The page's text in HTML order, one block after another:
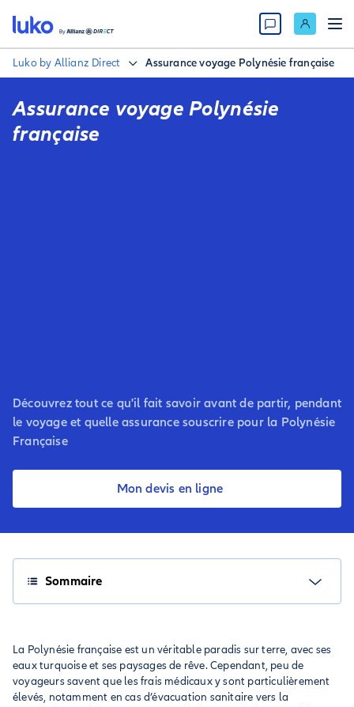
Luko by Allianz Direct Assurance voyage Polynésie française
Assurance voyage Polynésie
française
Découvrez tout ce qu'il fait savoir avant de partir, pendant
le voyage et quelle assurance souscrire pour la Polynésie
Française
Mon devis en ligne
Sommaire
La Polynésie française est un véritable paradis sur terre, avec ses
eaux turquoise et ses paysages de rêve. Cependant, peu de
voyageurs savent que les frais médicaux y sont particulièrement
élevés, notamment en cas d’évacuation sanitaire vers la